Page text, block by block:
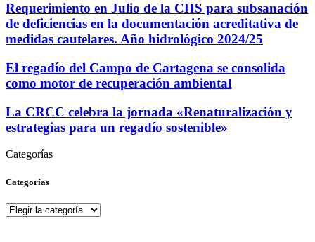
Requerimiento en Julio de la CHS para subsanación
de deficiencias en la documentación acreditativa de
medidas cautelares. Año hidrológico 2024/25
El regadío del Campo de Cartagena se consolida
como motor de recuperación ambiental
La CRCC celebra la jornada «Renaturalización y
estrategias para un regadío sostenible»
Categorías
Categorías
Categorías